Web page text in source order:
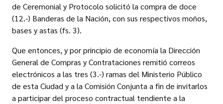
de Ceremonial y Protocolo solicitó la compra de doce
(12.-) Banderas de la Nación, con sus respectivos moños,
bases y astas (fs. 3).
Que entonces, y por principio de economía la Dirección
General de Compras y Contrataciones remitió correos
electrónicos a las tres (3.-) ramas del Ministerio Público
de esta Ciudad y a la Comisión Conjunta a fin de invitarlos
a participar del proceso contractual tendiente a la